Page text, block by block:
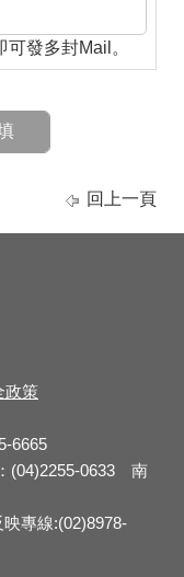
發多封Mail。
回上一頁
政策
6665
(04)2255-0633 南
專線:(02)8978-